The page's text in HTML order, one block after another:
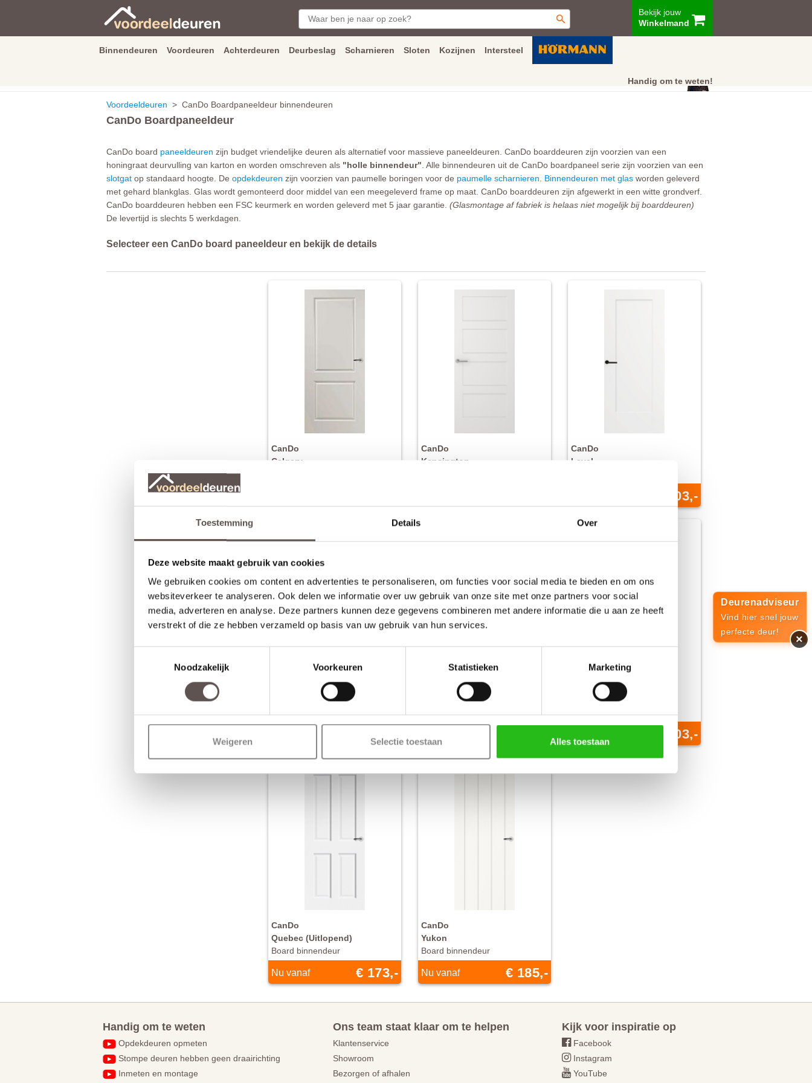
Toestemming Details Over
Deze website maakt gebruik van cookies
We gebruiken cookies om content en advertenties te personaliseren, om functies voor social media te bieden en om ons
websiteverkeer te analyseren. Ook delen we informatie over uw gebruik van onze site met onze partners voor social
media, adverteren en analyse. Deze partners kunnen deze gegevens combineren met andere informatie die u aan ze heeft
verstrekt of die ze hebben verzameld op basis van uw gebruik van hun services.
Noodzakelijk
Voorkeuren Statistieken Marketing
Weigeren Selectie toestaan Alles toestaan
Bekijk jouw
Winkelmand
Binnendeuren Voordeuren Achterdeuren Deurbeslag Scharnieren Sloten Kozijnen Intersteel
Handig om te weten!
Klantenservice
Voordeeldeuren > CanDo Boardpaneeldeur binnendeuren
CanDo Boardpaneeldeur
CanDo board paneeldeuren zijn budget vriendelijke deuren als alternatief voor massieve paneeldeuren. CanDo boarddeuren zijn voorzien van een
honingraat deurvulling van karton en worden omschreven als "holle binnendeur" . Alle binnendeuren uit de CanDo boardpaneel serie zijn voorzien van een
slotgat op standaard hoogte. De opdekdeuren zijn voorzien van paumelle boringen voor de paumelle scharnieren Binnendeuren met glas worden geleverd
met gehard blankglas. Glas wordt gemonteerd door middel van een meegeleverd frame op maat. CanDo boarddeuren zijn afgewerkt in een witte grondverf.
CanDo boarddeuren hebben een FSC keurmerk en worden geleverd met 5 jaar garantie. (Glasmontage af fabriek is helaas niet mogelijk bij boarddeuren)
De levertijd is slechts 5 werkdagen.
Selecteer een CanDo board paneeldeur en bekijk de details
CanDo
Calgary
CanDo
Kensington
CanDo
Laval
€ 203,-
Manitoba (Uitlopend)
€ 173,-
CanDo
Ottawa
€ 203,-
CanDo
Quebec (Uitlopend)
Board binnendeur
Nu vanaf € 173,-
CanDo
Yukon
Board binnendeur
Nu vanaf € 185,-
Handig om te weten
Opdekdeuren opmeten
Stompe deuren hebben geen draairichting
Inmeten en montage
Ons team staat klaar om te helpen
Klantenservice
Showroom
Bezorgen of afhalen
Kijk voor inspiratie op
Facebook
Instagram
YouTube
Deurenadviseur
Vind hier snel jouw
perfecte deur!
×